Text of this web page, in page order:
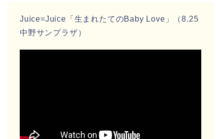
Juice=Juice「生まれたてのBaby Love」（8.25
中野サンプラザ）